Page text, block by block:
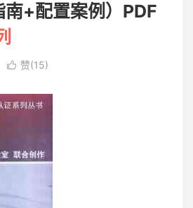
南+配置案例）PDF
 赞(15)